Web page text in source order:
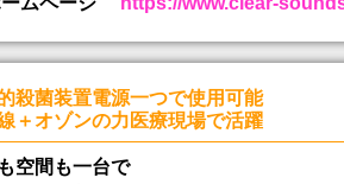
殺菌装置電源一つで使用可能
＋オゾンの力医療現場で活躍
空間も一台で